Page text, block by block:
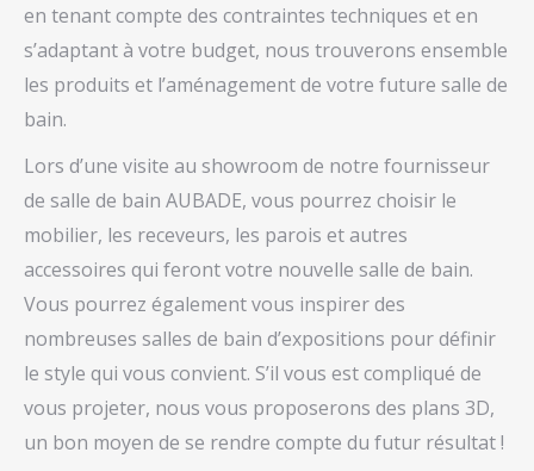
en tenant compte des contraintes techniques et en
s’adaptant à votre budget, nous trouverons ensemble
les produits et l’aménagement de votre future salle de
bain.
Lors d’une visite au showroom de notre fournisseur
de salle de bain AUBADE, vous pourrez choisir le
mobilier, les receveurs, les parois et autres
accessoires qui feront votre nouvelle salle de bain.
Vous pourrez également vous inspirer des
nombreuses salles de bain d’expositions pour définir
le style qui vous convient. S’il vous est compliqué de
vous projeter, nous vous proposerons des plans 3D,
un bon moyen de se rendre compte du futur résultat !